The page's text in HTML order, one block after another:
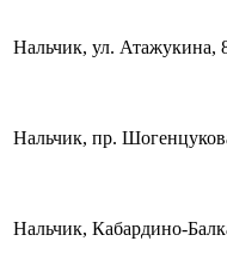
Нальчик, ул. Атажукина,
Нальчик, пр.
Нальчик, Кабардино-